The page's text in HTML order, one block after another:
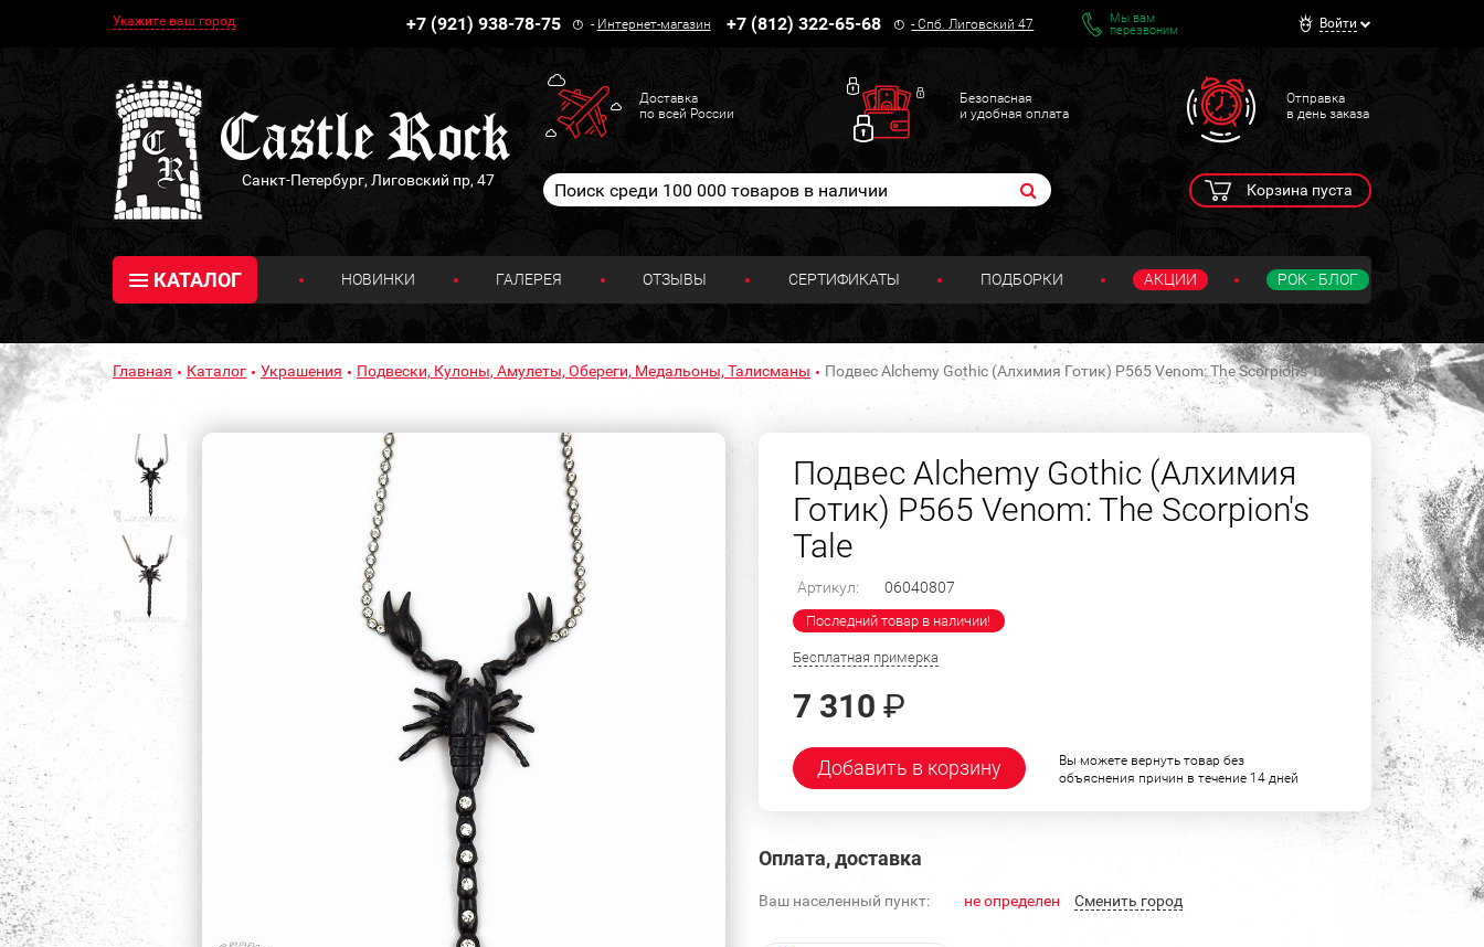
Укажите ваш город +7 (921) 938-78-75 - Интернет-магазин +7 (812) 322-65-68 -Спб. Лиговский 47
Мы вам
перезвоним
Войти
Санкт-Петербург, Лиговский пр, 47
Доставка
по всей России
Безопасная
и удобная оплата
Отправка
в день заказа
Корзина пуста
КАТАЛОГ НОВИНКИ ГАЛЕРЕЯ ОТЗЫВЫ СЕРТИФИКАТЫ ПОДБОРКИ АКЦИИ РОК - БЛОГ
Главная Каталог Украшения Подвески, Кулоны, Амулеты, Обереги, Медальоны, Талисманы Подвес Alchemy Gothic (Алхимия Готик) P565 Venom: The Scorpion's Tale
Подвес Alchemy Gothic (Алхимия
Готик) P565 Venom: The Scorpion's
Tale
Артикул: 06040807
Последний товар в наличии!
Бесплатная примерка
7 310 ₽
Добавить в корзину
Вы можете вернуть товар без
объяснения причин в течение 14 дней
Оплата, доставка
Ваш населенный пункт: не определен Cменить город